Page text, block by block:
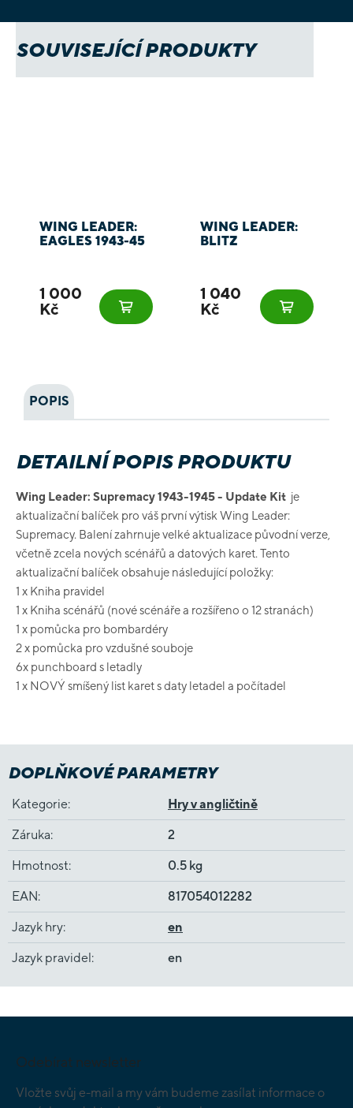
SOUVISEJÍCÍ PRODUKTY
WING LEADER:
EAGLES 1943-45
1 000
Kč
WING LEADER:
BLITZ
1 040
Kč
POPIS
DETAILNÍ POPIS PRODUKTU
Wing Leader: Supremacy 1943-1945 - Update Kit je
aktualizační balíček pro váš první výtisk Wing Leader:
Supremacy. Balení zahrnuje velké aktualizace původní verze,
včetně zcela nových scénářů a datových karet. Tento
aktualizační balíček obsahuje následující položky:
1 x Kniha pravidel
1 x Kniha scénářů (nové scénáře a rozšířeno o 12 stranách)
1 x pomůcka pro bombardéry
2 x pomůcka pro vzdušné souboje
6x punchboard s letadly
1 x NOVÝ smíšený list karet s daty letadel a počítadel
DOPLŇKOVÉ PARAMETRY
Kategorie: Hry v angličtině
Záruka: 2
Hmotnost: 0.5 kg
EAN: 817054012282
Jazyk hry: en
Jazyk pravidel : en
Odebírat newsletter
Vložte svůj e-mail a my vám budeme zasílat informace o